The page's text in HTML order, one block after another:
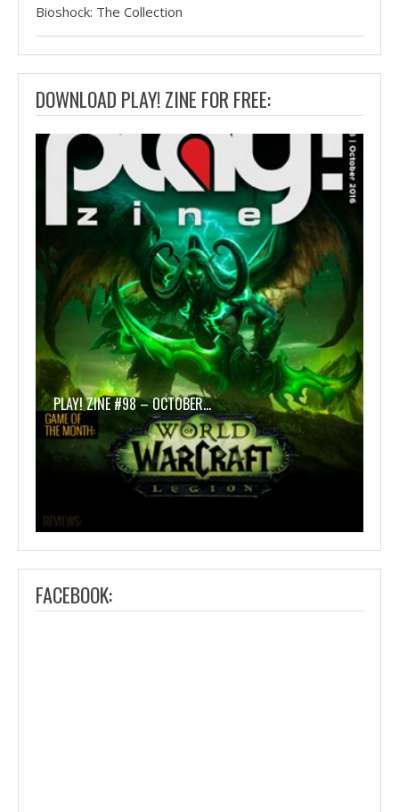
Bioshock: The Collection
DOWNLOAD PLAY! ZINE FOR FREE:
PLAY! ZINE #98 – OCTOBER…
FACEBOOK: